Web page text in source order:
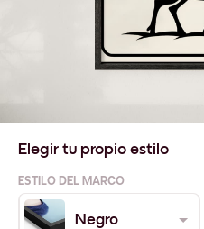
Elegir tu propio estilo
ESTILO DEL MARCO
Negro